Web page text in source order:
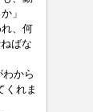
」
、何
ばな
から
くれま